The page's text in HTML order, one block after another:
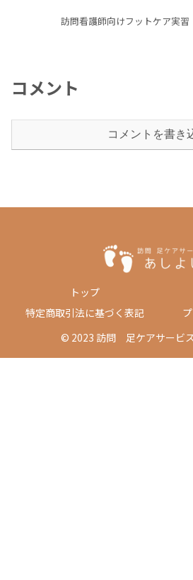
訪問看護師向けフットケア実習
コメント
コメントを書き
トップ
特定商取引法に基づく表記
© 2023 訪問 足ケアサービ